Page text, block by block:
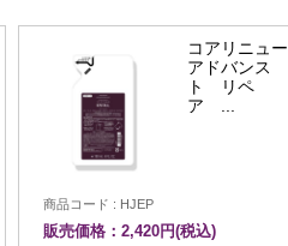
コアリニュー
アドバンス
ト リペ
ア ...
商品コード : HJEP
販売価格：2,420円(税込)